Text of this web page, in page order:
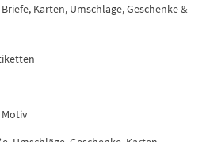
Karten, Umschläge, Geschenke &